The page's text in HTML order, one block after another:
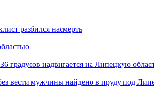
разбился насмерть
градусов надвигается на Липецкую
вести мужчины найдено в пруду под